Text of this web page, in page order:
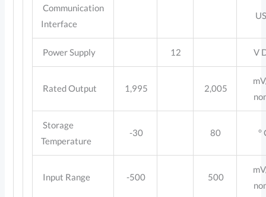
Communication
Interface
Power Supply 12 V
Rated Output 1,995 2,005
Storage
Temperature
-30 80 °
Input Range -500 500